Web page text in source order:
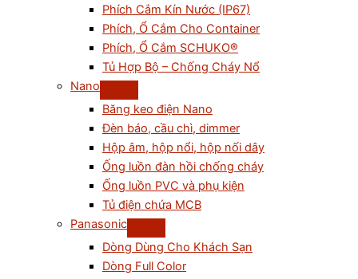
Phích Cắm Kín Nước (IP67)
Phích, Ổ Cắm Cho Container
Phích, Ổ Cắm SCHUKO®
Tủ Hợp Bộ – Chống Cháy Nổ
Nano
Băng keo điện Nano
Đèn báo, cầu chì, dimmer
Hộp âm, hộp nổi, hộp nối dây
Ống luồn đàn hồi chống cháy
Ống luồn PVC và phụ kiện
Tủ điện chứa MCB
Panasonic
Dòng Dùng Cho Khách Sạn
Dòng Full Color